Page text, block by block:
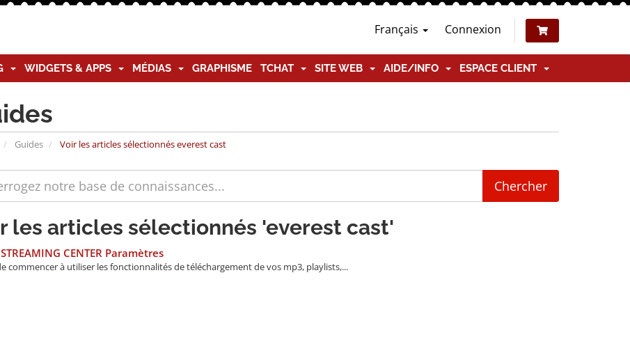
Français Connexion
WIDGETS & APPS MÉDIAS GRAPHISME TCHAT SITE WEB AIDE/INFO ESPACE CLIENT
Guides Voir les articles sélectionnés everest cast
les articles sélectionnés 'everest cast'
CENTER Paramètres
commencer à utiliser les fonctionnalités de téléchargement de vos mp3, playlists,...